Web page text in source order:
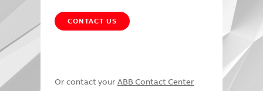
CONTACT US
Or contact your ABB Contact Center